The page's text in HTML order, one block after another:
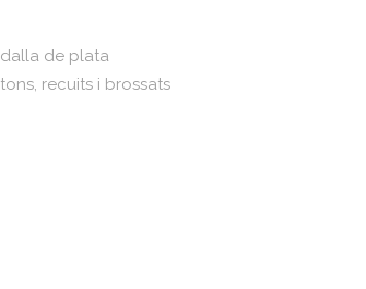
de plata
recuits i brossats